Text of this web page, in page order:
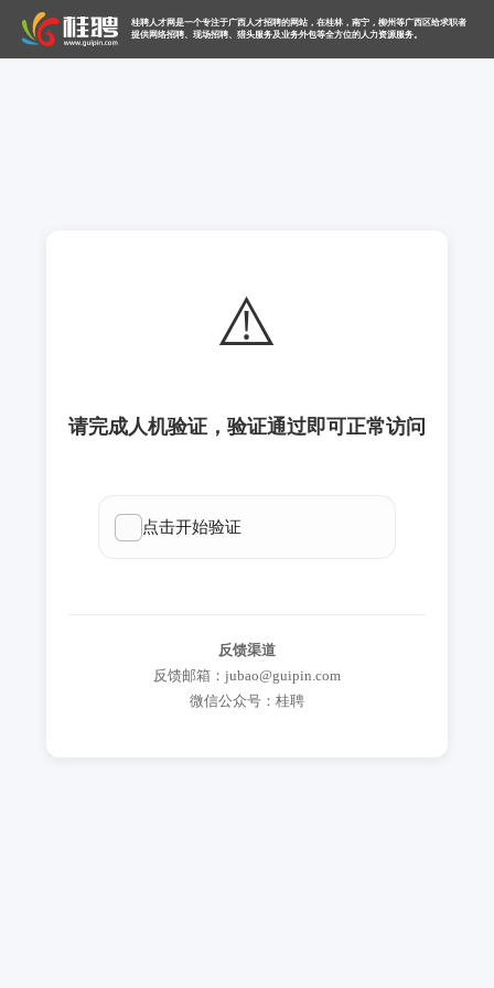
桂聘人才网是一个专注于广西人才招聘的网站，在桂林，南宁，柳州等广西区给求职者
提供网络招聘、现场招聘、猎头服务及业务外包等全方位的人力资源服务。
⚠️
请完成人机验证，验证通过即可正常访问
反馈渠道
反馈邮箱：jubao@guipin.com
微信公众号：桂聘